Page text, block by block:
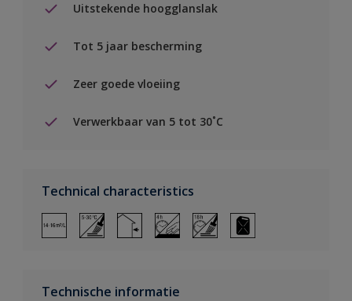
Uitstekende hoogglanslak
Tot 5 jaar bescherming
Zeer goede vloeiing
Verwerkbaar van 5 tot 30˚C
Technical characteristics
Technische informatie